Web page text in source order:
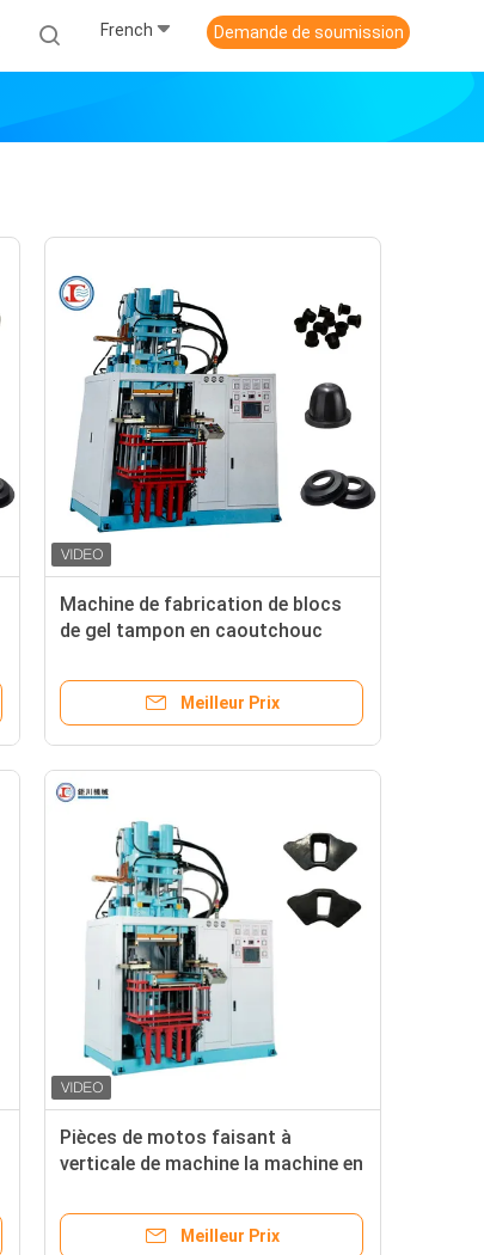
French Demande de soumission
Machine de fabrication de blocs
de gel tampon en caoutchouc
verticale de caoutchouc
Meilleur Prix
Pièces de motos faisant à
verticale de machine la machine en
injection pour l'amortisseur en
caoutchouc
Meilleur Prix